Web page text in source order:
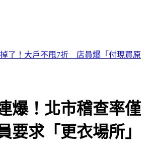
均90歲辭世！「長壽5秘訣」曝 醫生也
爆！北市稽查率僅
求「更衣場所」